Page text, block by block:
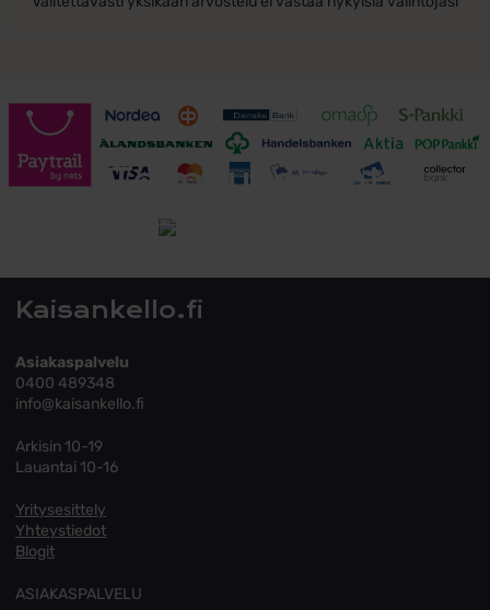
Toimitusehdot
Kaisankello.fi
Asiakaspalvelu
0400 489348
info@kaisankello.fi
Arkisin 10-19
Lauantai 10-16
Yritysesittely
Yhteystiedot
Blogit
ASIAKASPALVELU